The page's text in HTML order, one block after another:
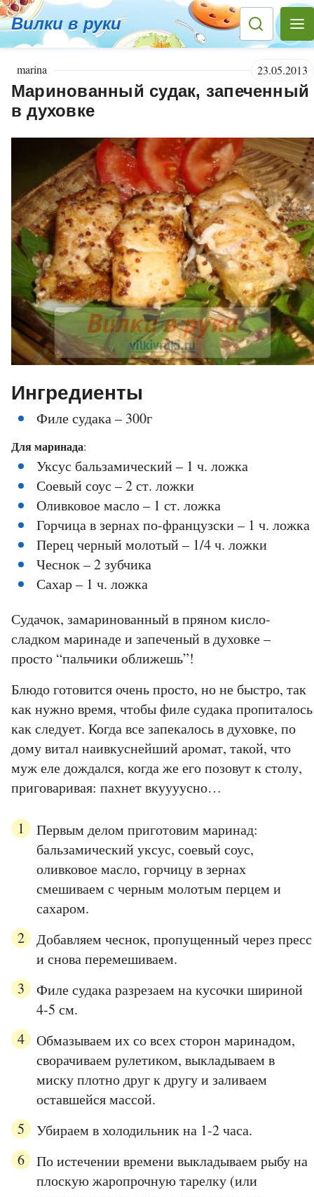
Вилки в руки
marina 23.05.2013
Маринованный судак, запеченный
в духовке
Ингредиенты
Филе судака – 300г
Для маринада:
Уксус бальзамический – 1 ч. ложка
Соевый соус – 2 ст. ложки
Оливковое масло – 1 ст. ложка
Горчица в зернах по-французски – 1 ч. ложка
Перец черный молотый – 1/4 ч. ложки
Чеснок – 2 зубчика
Сахар – 1 ч. ложка
Судачок, замаринованный в пряном кисло-
сладком маринаде и запеченый в духовке –
просто “пальчики оближешь”!
Блюдо готовится очень просто, но не быстро, так
как нужно время, чтобы филе судака пропиталось
как следует. Когда все запекалось в духовке, по
дому витал наивкуснейший аромат, такой, что
муж еле дождался, когда же его позовут к столу,
приговаривая: пахнет вкуууусно…
Первым делом приготовим маринад:
бальзамический уксус, соевый соус,
оливковое масло, горчицу в зернах
смешиваем с черным молотым перцем и
сахаром.
Добавляем чеснок, пропущенный через пресс
и снова перемешиваем.
Филе судака разрезаем на кусочки шириной
4-5 см.
Обмазываем их со всех сторон маринадом,
сворачиваем рулетиком, выкладываем в
миску плотно друг к другу и заливаем
оставшейся массой.
Убираем в холодильник на 1-2 часа.
По истечении времени выкладываем рыбу на
плоскую жаропрочную тарелку (или